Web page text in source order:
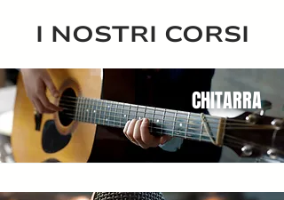
I NOSTRI CORSI
CHITARRA